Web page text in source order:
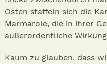
Osten staffeln sich die
Marmarole, die in ihrer
außerordentliche
Kaum zu glauben, dass